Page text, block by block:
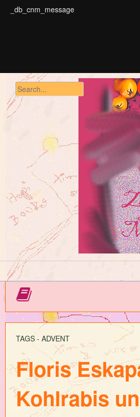
_db_cnm_message
TAGS - ADVENT
Floris
Kohlrabis